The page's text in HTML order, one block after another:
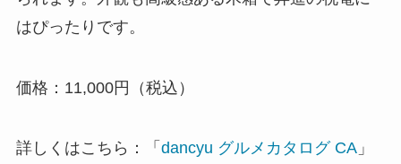
はぴったりです。
価格：11,000円（税込）
詳しくはこちら：「 dancyu グルメカタログ CA」